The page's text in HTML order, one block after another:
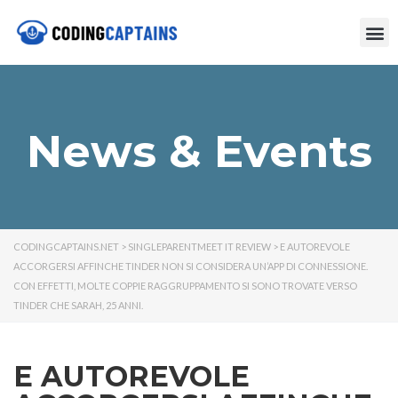
News & Events
CODINGCAPTAINS.NET > SINGLEPARENTMEET IT REVIEW > E AUTOREVOLE
ACCORGERSI AFFINCHE TINDER NON SI CONSIDERA UN’APP DI CONNESSIONE.
CON EFFETTI, MOLTE COPPIE RAGGRUPPAMENTO SI SONO TROVATE VERSO
TINDER CHE SARAH, 25 ANNI.
E AUTOREVOLE